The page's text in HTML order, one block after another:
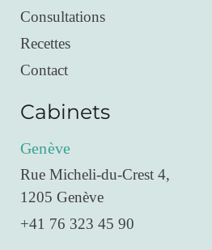
Consultations
Recettes
Contact
Cabinets
Genève
Rue Micheli-du-Crest 4,
1205 Genève
+41 76 323 45 90